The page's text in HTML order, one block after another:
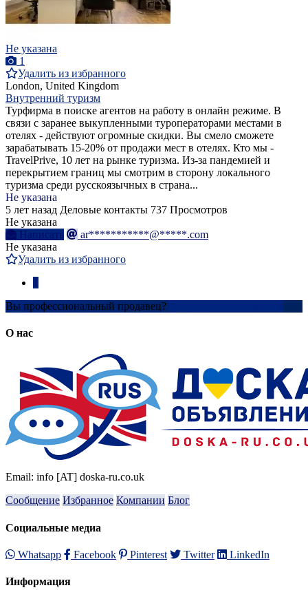
Не указана
1
Удалить из избранного
London, United Kingdom
Внутренний туризм
Турфирма в поиске агентов на работу в онлайн режиме. В
связи с заранее выкупленными туроператорами местами в
отелях - действуют огромные скидки. Вы смело сможете
зарабатывать 15-20% от продажи мест в отелях. Кто мы -
TravelPrive, 10 лет на рынке туризма. Из-за пандемией и
перекрытием границ мы смотрим в сторону локального
туризма среди русскоязычных в страна...
Не указана
5 лет назад Деловые контакты 737 Просмотров
Не указана
Написать
ar***********@*****.com
Не указана
Удалить из избранного
Вы профессиональный продавец?
О нас
Email: info [AT] doska-ru.co.uk
Сообщение Избранное Компании Блог
Социальные медиа
Whatsapp Facebook Pinterest Twitter LinkedIn
Информация